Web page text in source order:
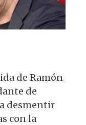
o
k
de Ramón
de
desmentir
con la